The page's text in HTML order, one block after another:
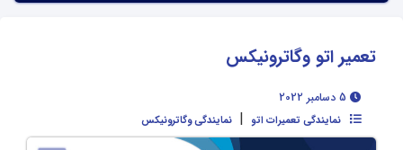
تعمیر اتو وگاترونیکس
نمایندگی تعمیرات اتو | نمایندگی وگاترونیکس